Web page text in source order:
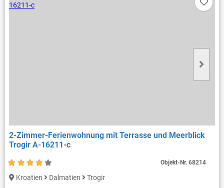
2-Zimmer-Ferienwohnung mit Terrasse und Meerblick
Trogir A-16211-c
Kroatien Dalmatien Trogir
Objekt-Nr.68214